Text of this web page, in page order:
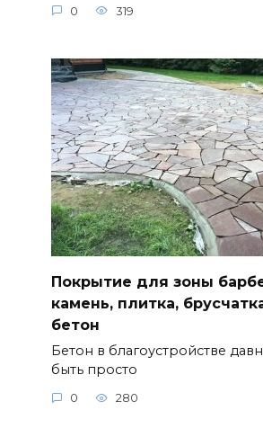
0 319
Покрытие для зоны
камень, плитка,
бетон
Бетон в благоустройстве
быть просто
0 280